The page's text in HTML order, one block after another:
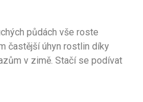
půdách vše roste
častější úhyn rostlin díky
v zimě. Stačí se podívat